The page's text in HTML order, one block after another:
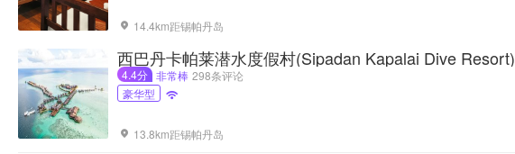
 14.4km距锡帕丹岛
西巴丹卡帕莱潜水度假村(Sipadan Kapalai Dive Resort)
4.4分 非常棒 298条评论
豪华型

 13.8km距锡帕丹岛